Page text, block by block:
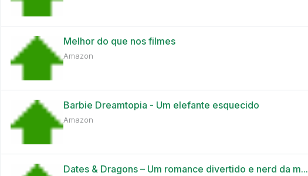
Melhor do que nos filmes
Amazon
Barbie Dreamtopia - Um elefante esquecido
Amazon
Dates & Dragons – Um romance divertido e nerd da m...